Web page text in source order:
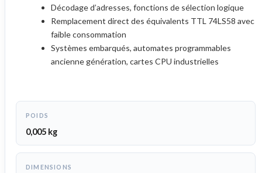
Décodage d’adresses, fonctions de sélection logique
Remplacement direct des équivalents TTL 74LS58 avec
faible consommation
Systèmes embarqués, automates programmables
ancienne génération, cartes CPU industrielles
POIDS
0,005 kg
DIMENSIONS